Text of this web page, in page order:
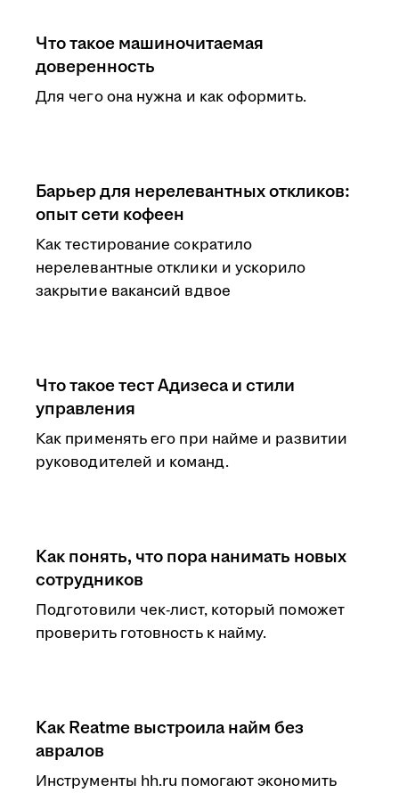
Что такое машиночитаемая
доверенность
Для чего она нужна и как оформить.
Барьер для нерелевантных откликов:
опыт сети кофеен
Как тестирование сократило
нерелевантные отклики и ускорило
закрытие вакансий вдвое
Что такое тест Адизеса и стили
управления
Как применять его при найме и развитии
руководителей и команд.
Как понять, что пора нанимать новых
сотрудников
Подготовили чек-лист, который поможет
проверить готовность к найму.
Как Reatme выстроила найм без
авралов
Инструменты hh.ru помогают экономить